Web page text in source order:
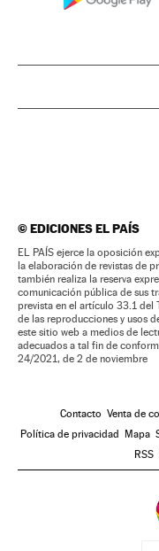
©EDICIONES EL PAÍS
EL PAÍS ejerce la oposición
la elaboración de revistas de
también realiza la reserva
comunicación pública de sus
prevista en el artículo 33.1 del
de las reproducciones y usos
este sitio web a medios de
adecuados a tal fin de
24/2021, de 2 de noviembre
Contacto Venta de
Política de privacidad
Mapa
RSS